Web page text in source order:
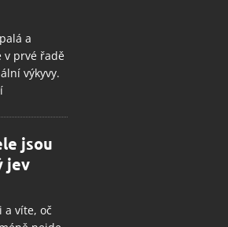
a
v prvé řadě
výkyvy.
jsou
jev
a víte, oč